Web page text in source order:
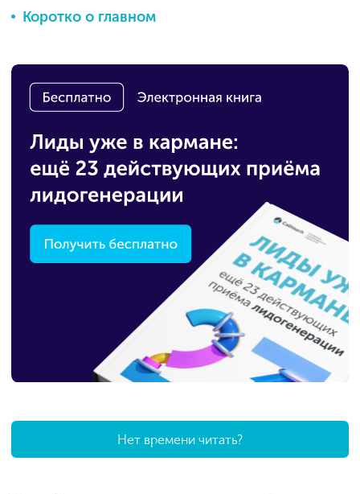
Коротко о главном
Нет времени читать?